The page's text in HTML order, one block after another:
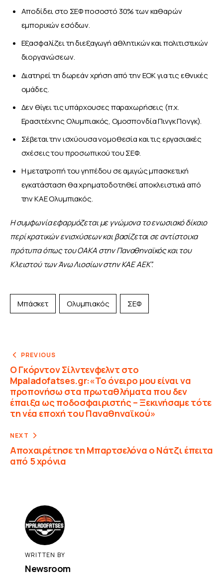
Αποδίδει στο ΣΕΦ ποσοστό 30% των καθαρών
εμπορικών εσόδων.
Εξασφαλίζει τη διεξαγωγή αθλητικών και πολιτιστικών
διοργανώσεων.
Διατηρεί τη δωρεάν χρήση από την ΕΟΚ για τις εθνικές
ομάδες.
Δεν θίγει τις υπάρχουσες παραχωρήσεις (π.χ.
Ερασιτέχνης Ολυμπιακός, Ομοσπονδία Πινγκ Πονγκ).
Σέβεται την ισχύουσα νομοθεσία και τις εργασιακές
σχέσεις του προσωπικού του ΣΕΦ.
Η μετατροπή του γηπέδου σε αμιγώς μπασκετική
εγκατάσταση θα χρηματοδοτηθεί αποκλειστικά από
την ΚΑΕ Ολυμπιακός.
Η συμφωνία εφαρμόζεται με γνώμονα το ενωσιακό δίκαιο
περί κρατικών ενισχύσεων και βασίζεται σε αντίστοιχα
πρότυπα όπως του ΟΑΚΑ στην Παναθηναϊκός και του
Κλειστού των Άνω Λιοσίων στην ΚΑΕ ΑΕΚ”.
Μπάσκετ Ολυμπιακός ΣΕΦ
PREVIOUS
Ο Γκόρντον Σίλντενφελντ στο
Mpaladofatses.gr:«Το όνειρο μου είναι να
προπονήσω στα πρωταθλήματα που δεν
έπαιξα ως ποδοσφαιριστής – Ξεκινήσαμε τότε
τη νέα εποχή του Παναθηναϊκού»
NEXT
Αποχαιρέτησε τη Μπαρτσελόνα ο Νάτζι έπειτα
από 5 χρόνια
WRITTEN BY
Newsroom